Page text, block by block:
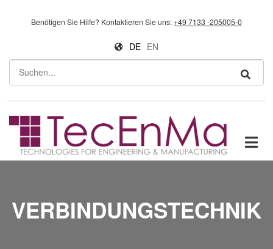
Benötigen Sie Hilfe? Kontaktieren Sie uns:+49 7133 -205005-0
DE EN
Suchen
VERBINDUNGSTECHNIK